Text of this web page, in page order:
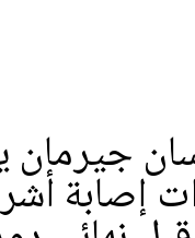
إصابة